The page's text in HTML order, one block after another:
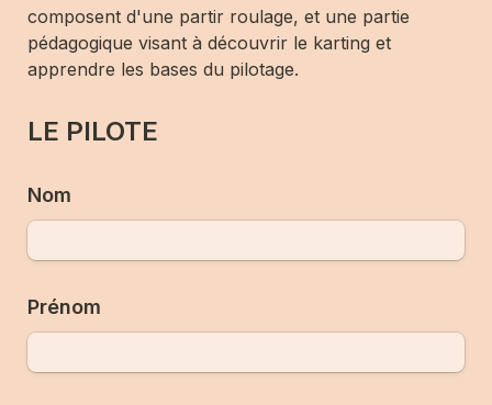
composent d'une partir roulage, et une partie
pédagogique visant à découvrir le karting et
apprendre les bases du pilotage.
LE PILOTE
Nom
Prénom